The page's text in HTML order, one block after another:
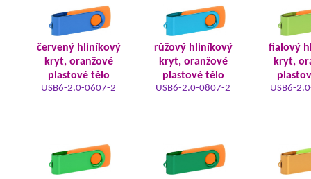
červený hliníkový
kryt, oranžové
plastové tělo
USB6-2.0-0607-2
růžový hliníkový
kryt, oranžové
plastové tělo
USB6-2.0-0807-2
fialový
kryt,
USB6-